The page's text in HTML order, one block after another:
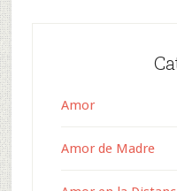
Amor
Amor de Madre